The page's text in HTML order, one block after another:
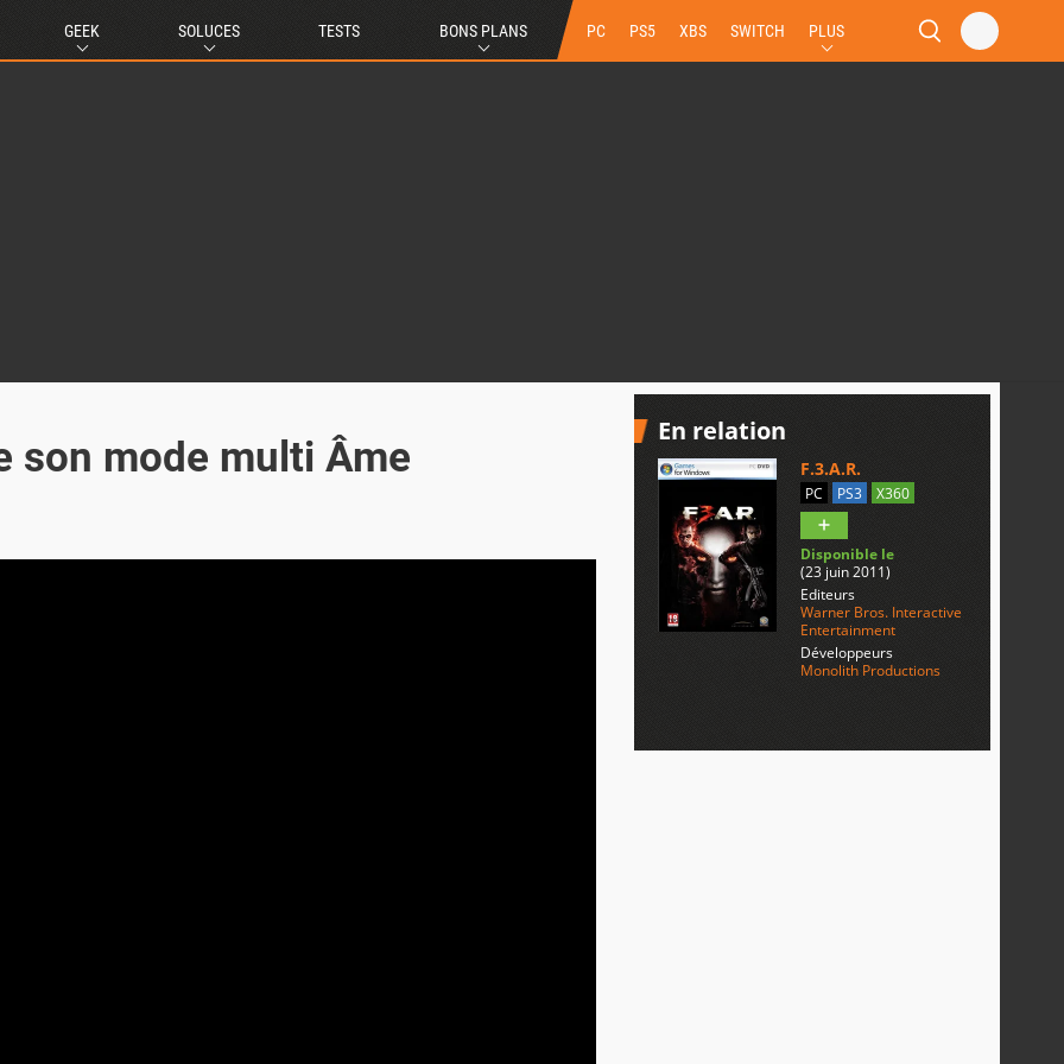
GEEK SOLUCES TESTS BONS PLANS PC PS5 XBS SWITCH PLUS
son mode multi Âme
En relation
F.3.A.R.
PC PS3 X360
Disponible le
(23 juin 2011)
Editeurs
Warner Bros. Interactive
Entertainment
Développeurs
Monolith Productions